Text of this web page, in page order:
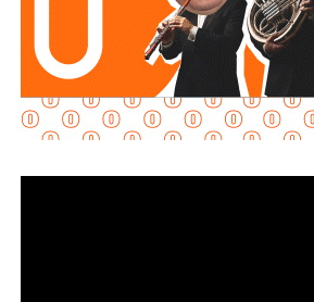
“Yo creo que el periodismo
firmar. Al periodismo siempre se le
nombre y apellido”, respondió.
La senadora añadió que está a